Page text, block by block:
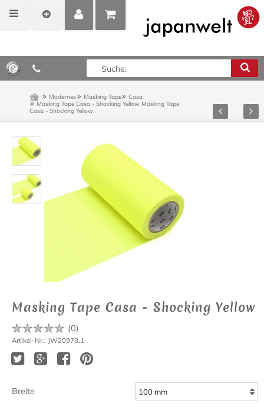
MEIN
POSITIONEN
ANZEIGEN
0,00 €*
Modernes Masking Tape
Casa
Masking Tape Casa - Shocking Yellow Masking Tape
Casa - Shocking Yellow
Zurück Vor
Masking Tape Casa - Shocking Yellow
(0)
Artikel-Nr.: JW20973.1
Breite